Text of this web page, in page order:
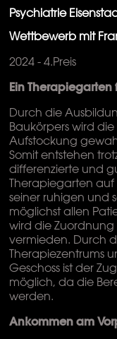
Psychiatrie
Wettbewerb mit
2024 - 4.Preis
Ein Therapiegarten
Durch die
Baukörpers wird
Aufstockung
Somit entstehen
differenzierte und
Therapiegarten auf
seiner ruhigen und
möglichst allen
wird die Zuordnung
vermieden. Durch
Therapiezentrums
Geschoss ist der
möglich, da die
werden.
Ankommen am